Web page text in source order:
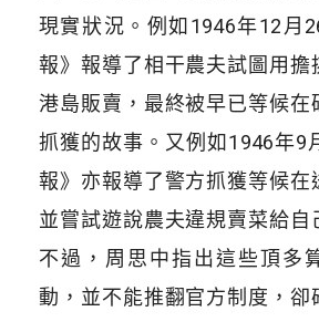
現實狀況。例如1946年12月
報》報導了相干農夫試圖用擔
港島販賣，最終被早已等候在
抓獲的故事。又例如1946年9
報》亦報導了警方抓獲等候在
並嘗試遊說農夫違規賣菜給自
不過，周思中指出這些頂多
動，並不能推翻官方制度，卻